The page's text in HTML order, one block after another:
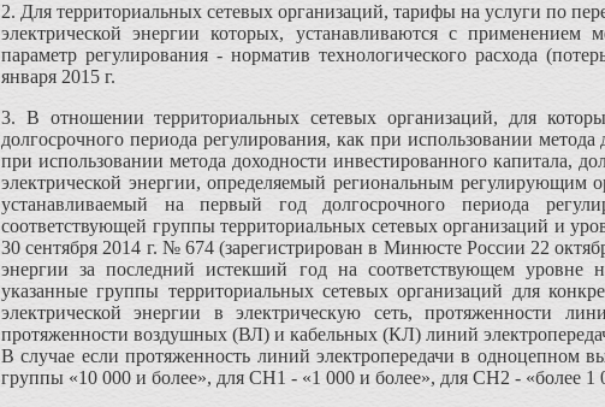
2. Для территориальных сетевых организаций, тарифы на услуги по
электрической энергии которых, устанавливаются с применением
параметр регулирования - норматив технологического расхода
января 2015 г.
3. В отношении территориальных сетевых организаций, для
долгосрочного периода регулирования, как при использовании
при использовании метода доходности инвестированного капитала,
электрической энергии, определяемый региональным регулирующим
устанавливаемый на первый год долгосрочного периода
соответствующей группы территориальных сетевых организаций и
30 сентября 2014 г. № 674 (зарегистрирован в Минюсте России 22
энергии за последний истекший год на соответствующем уровне
указанные группы территориальных сетевых организаций для
электрической энергии в электрическую сеть, протяженности
протяженности воздушных (ВЛ) и кабельных (КЛ) линий
В случае если протяженность линий электропередачи в одноцепном
группы «10 000 и более», для СН1 - «1 000 и более», для СН2 - «более 1